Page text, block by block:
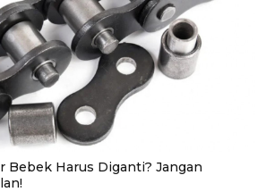
Bebek Harus Diganti? Jangan